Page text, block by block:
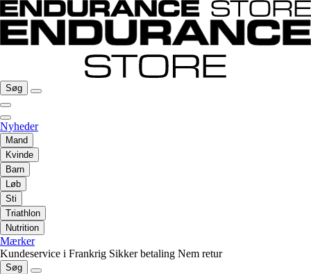
Søg
Nyheder
Mand
Kvinde
Barn
Løb
Sti
Triathlon
Nutrition
Mærker
Kundeservice i Frankrig Sikker betaling Nem retur
Søg